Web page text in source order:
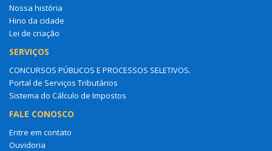
Nossa história
Hino da cidade
Lei de criação
SERVIÇOS
CONCURSOS PÚBLICOS E PROCESSOS SELETIVOS.
Portal de Serviços Tributários
Sistema do Cálculo de Impostos
FALE CONOSCO
Entre em contato
Ouvidoria